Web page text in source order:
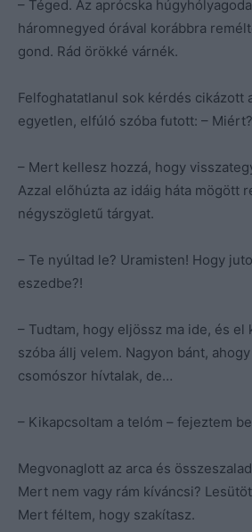
– Téged. Az aprócska
háromnegyed órával korábbra
gond. Rád örökké várnék.
Felfoghatatlanul sok kérdés cikázott
egyetlen, elfúló szóba futott: – Miért?
– Mert kellesz hozzá, hogy
Azzal előhúzta az idáig háta mögött
négyszögletű tárgyat.
– Te nyúltad le? Uramisten! Hogy
eszedbe?!
– Tudtam, hogy eljössz ma ide, és
szóba állj velem. Nagyon bánt,
csomószor hívtalak, de…
– Kikapcsoltam a telóm – fejeztem be
Megvonaglott az arca és
Mert nem vagy rám kíváncsi?
Mert féltem, hogy szakítasz.